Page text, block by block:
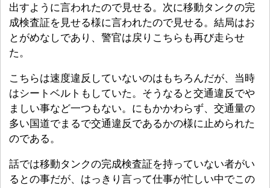
出すように言われたので見せる。次に移動タンクの完
成検査証を見せる様に言われたので見せる。結局はお
とがめなしであり、警官は戻りこちらも再び走らせ
た。
こちらは速度違反していないのはもちろんだが、当時
はシートベルトもしていた。そうなると交通違反でや
ましい事など一つもない。にもかかわらず、交通量の
多い国道でまるで交通違反であるかの様に止められた
のである。
話では移動タンクの完成検査証を持っていない者がい
るとの事だが、はっきり言って仕事が忙しい中でこの